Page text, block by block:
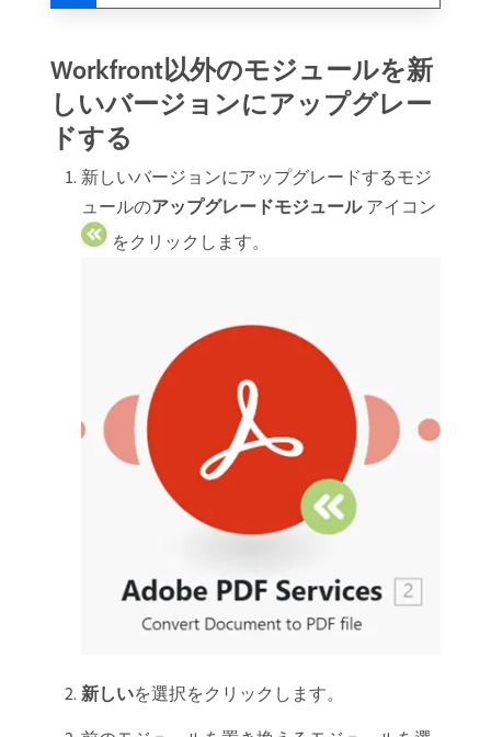
Workfront以外のモジュールを新
しいバージョンにアップグレー
ドする
新しいバージョンにアップグレードするモジ
ュールの​アップグレードモジュールアイコン
をクリックします。
新しい​を選択をクリックします。